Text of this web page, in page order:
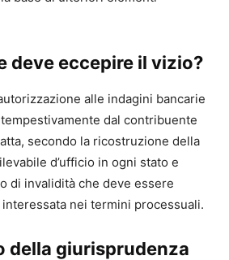
deve eccepire il vizio?
alle indagini bancarie
dal contribuente
secondo la ricostruzione della
d’ufficio in ogni stato e
di invalidità che deve essere
nei termini processuali.
della giurisprudenza